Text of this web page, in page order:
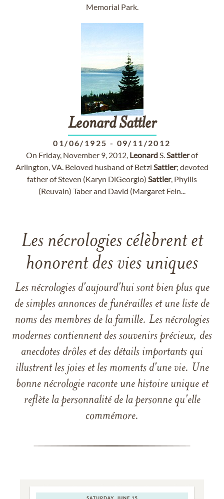
Memorial Park.
Leonard Sattler
01/06/1925 - 09/11/2012
On Friday, November 9, 2012, LeonardS.Sattlerof
Arlington, VA. Beloved husband of Betzi Sattler; devoted
father of Steven (Karyn DiGeorgio) Sattler, Phyllis
(Reuvain) Taber and David (Margaret Fein...
Les nécrologies célèbrent et
honorent des vies uniques
Les nécrologies d'aujourd'hui sont bien plus que
de simples annonces de funérailles et une liste de
noms des membres de la famille. Les nécrologies
modernes contiennent des souvenirs précieux, des
anecdotes drôles et des détails importants qui
illustrent les joies et les moments d'une vie. Une
bonne nécrologie raconte une histoire unique et
reflète la personnalité de la personne qu'elle
commémore.